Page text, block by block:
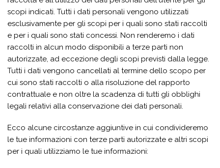
scopi indicati. Tutti i dati personali vengono utilizzati
esclusivamente per gli scopi per i quali sono stati raccolti
e per i quali sono stati concessi. Non renderemo i dati
raccolti in alcun modo disponibili a terze parti non
autorizzate, ad eccezione degli scopi previsti dalla legge.
Tutti i dati vengono cancellati al termine dello scopo per
cui sono stati raccolti o alla risoluzione del rapporto
contrattuale e non oltre la scadenza di tutti gli obblighi
legali relativi alla conservazione dei dati personali.
Ecco alcune circostanze aggiuntive in cui condivideremo
le tue informazioni con terze parti autorizzate e altri scopi
per i quali utilizziamo le tue informazioni: